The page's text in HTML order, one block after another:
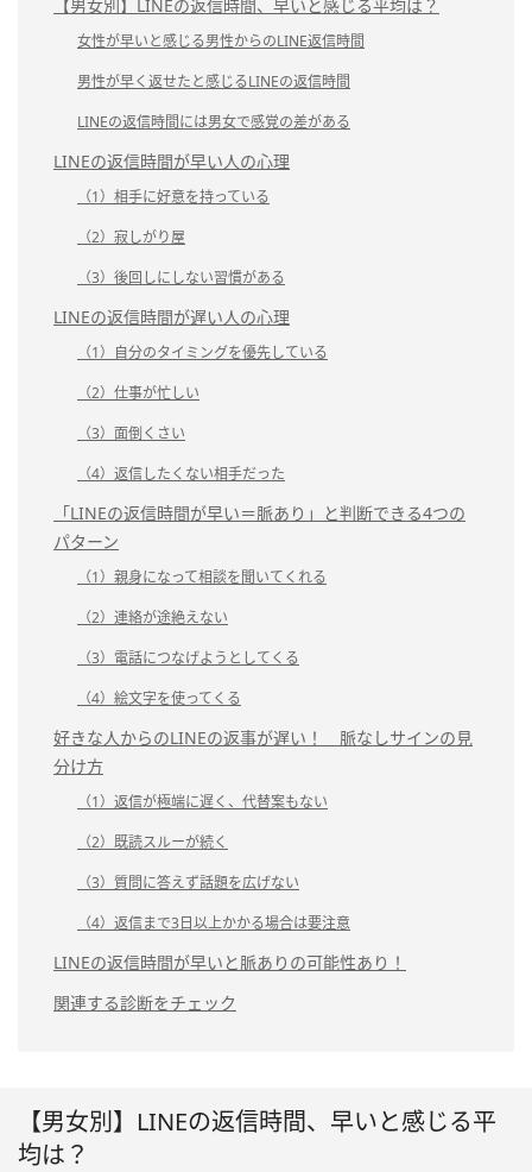
【男女別】LINEの返信時間、早いと感じる平均は？
女性が早いと感じる男性からのLINE返信時間
男性が早く返せたと感じるLINEの返信時間
LINEの返信時間には男女で感覚の差がある
LINEの返信時間が早い人の心理
（1）相手に好意を持っている
（2）寂しがり屋
（3）後回しにしない習慣がある
LINEの返信時間が遅い人の心理
（1）自分のタイミングを優先している
（2）仕事が忙しい
（3）面倒くさい
（4）返信したくない相手だった
「LINEの返信時間が早い＝脈あり」と判断できる4つの
パターン
（1）親身になって相談を聞いてくれる
（2）連絡が途絶えない
（3）電話につなげようとしてくる
（4）絵文字を使ってくる
好きな人からのLINEの返事が遅い！ 脈なしサインの見
分け方
（1）返信が極端に遅く、代替案もない
（2）既読スルーが続く
（3）質問に答えず話題を広げない
（4）返信まで3日以上かかる場合は要注意
LINEの返信時間が早いと脈ありの可能性あり！
関連する診断をチェック
【男女別】LINEの返信時間、早いと感じる平
均は？